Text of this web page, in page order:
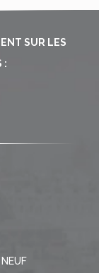
SUR LES
: